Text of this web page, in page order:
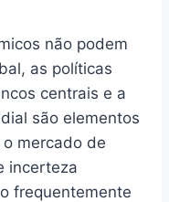
não podem
as políticas
centrais e a
são elementos
mercado de
incerteza
frequentemente